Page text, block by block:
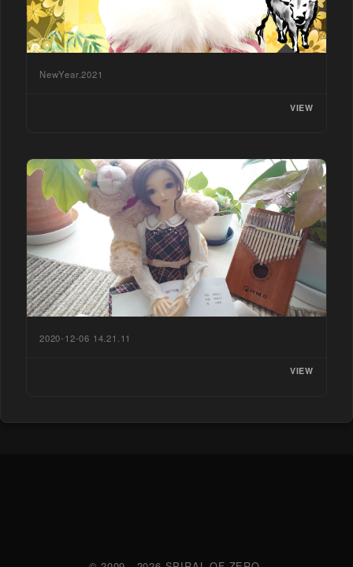
NewYear.2021
VIEW
2020-12-06 14.21.11
VIEW